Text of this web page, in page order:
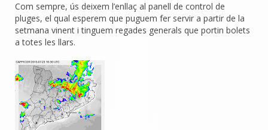
Com sempre, ús deixem l’enllaç al panell de control de
pluges, el qual esperem que puguem fer servir a partir de la
setmana vinent i tinguem regades generals que portin bolets
a totes les llars.